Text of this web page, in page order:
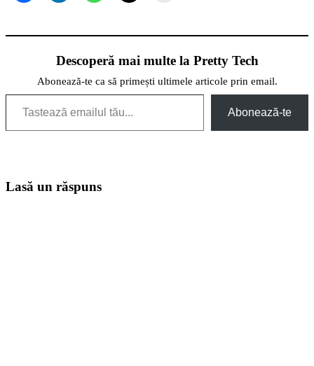
Descoperă mai multe la Pretty Tech
Abonează-te ca să primești ultimele articole prin email.
Tastează emailul tău...
Abonează-te
Lasă un răspuns